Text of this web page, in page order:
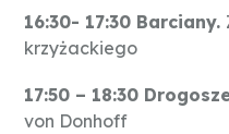
16:30- 17:30 Barciany.
krzyżackiego
17:50 – 18:30
von Donhoff